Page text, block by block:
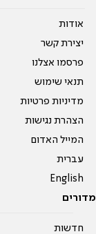
אודות
יצירת קשר
פרסמו אצלנו
תנאי שימוש
מדיניות פרטיות
הצהרת נגישות
המייל האדום
עברית
English
מדורים
חדשות